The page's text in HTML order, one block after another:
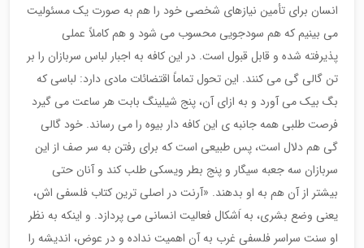
انسان برای تأمین نیازهای شخصی خود را هم به صورت یک مسئولیت
می بینیم که هم سودجویی محسوب می شود و هم کاملاً عملی
پذیرفته شده و قابل قبول است. در این کافه به اجبار لباس سربازان را بر
تن گالی گی می کنند. این تحول تماماً اقتضائات مادی دارد: لباسی که
بگ بیک می آورد و به ازای آن، پنج شیلینگ بابت هر ساعت می گیرد
فرصت طلبی همه جانبه ی این کافه دار بیوه را می رساند. خود گالی
گی هم دلال است، پس طبیعی است که برای رفتن به سر صف از این
سربازان سه جعبه سیگار و پنج بطر ویسکی طلب کند و آنان حتی
بیشتر از آن هم به او بدهند. «آرنت در اصلی ترین کتاب فلسفی اش،
یعنی وضع بشری، به اَشکال فعالیت انسانی می پردازد. و اینکه به نظر
او سنت سراسر فلسفی غرب به آن اهمیت نداده و در عوض، اندیشه را